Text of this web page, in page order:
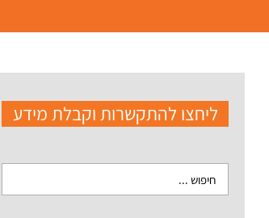
ליחצו להתקשרות וקבלת מידע